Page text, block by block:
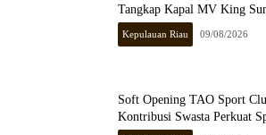
Tangkap Kapal MV King
Kepulauan Riau 09/08/2026
Soft Opening TAO Sport
Kontribusi Swasta Perkuat